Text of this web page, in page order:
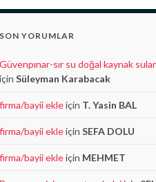
SON YORUMLAR
Güvenpınar-sır su doğal kaynak
için Süleyman Karabacak
firma/bayii ekleiçin T. Yasin BAL
firma/bayii ekleiçin SEFA DOLU
firma/bayii ekleiçin MEHMET